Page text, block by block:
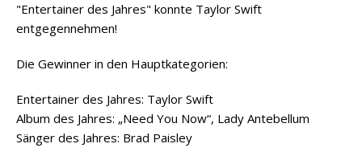
"Entertainer des Jahres" konnte Taylor Swift
entgegennehmen!
Die Gewinner in den Hauptkategorien:
Entertainer des Jahres: Taylor Swift
Album des Jahres: „Need You Now“, Lady Antebellum
Sänger des Jahres: Brad Paisley